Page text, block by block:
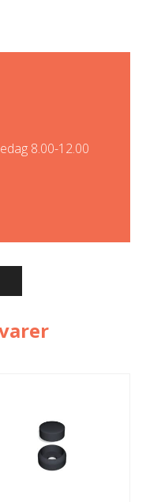
8.00-12.00